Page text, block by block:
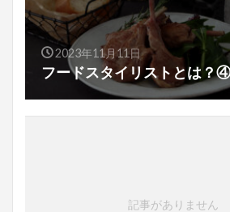
2023年11月11日
フードスタイリストとは？
記事がありません